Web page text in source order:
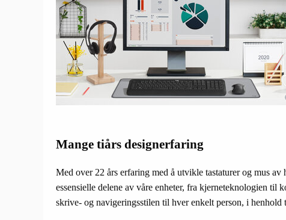
Mange tiårs designerfaring
Med over 22 års erfaring med å utvikle tastaturer og mus
essensielle delene av våre enheter, fra kjerneteknologien til
skrive- og navigeringsstilen til hver enkelt person, i